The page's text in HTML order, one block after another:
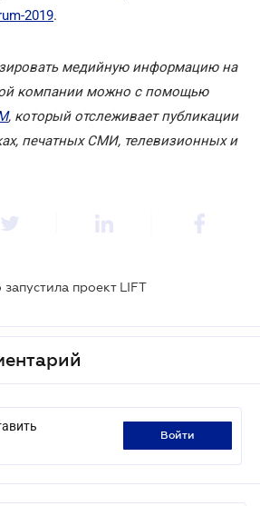
2019.
медийную информацию на
компании можно с помощью
, который отслеживает публикации
печатных СМИ, телевизионных и
проект LIFT
войти